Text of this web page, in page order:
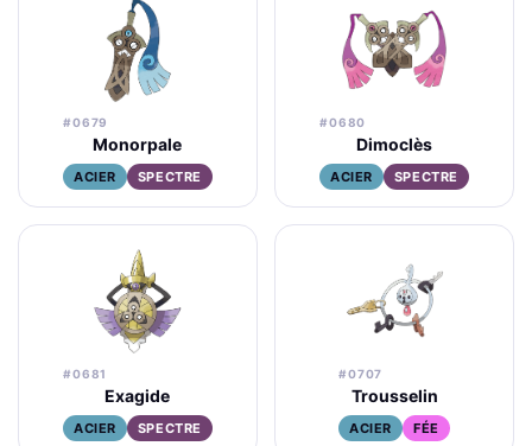
#0679
Monorpale
ACIER SPECTRE
#0680
Dimoclès
ACIER SPECTRE
#0681
Exagide
ACIER SPECTRE
#0707
Trousselin
ACIER FÉE